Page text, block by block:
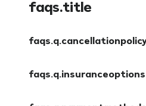
faqs.title
faqs.q.insuranceoptions